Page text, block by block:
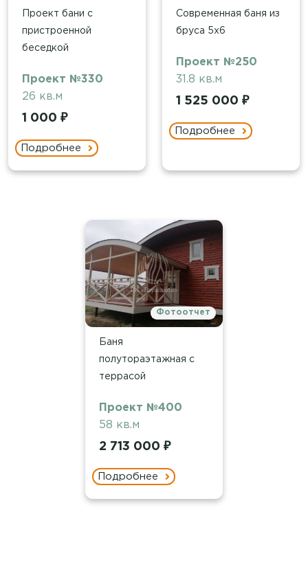
Проект бани с
пристроенной
беседкой
Проект №330
26 кв.м
1 000 ₽
Подробнее
Современная баня из
бруса 5х6
Проект №250
31.8 кв.м
1 525 000 ₽
Подробнее
Фотоотчет
Баня
полутораэтажная с
террасой
Проект №400
58 кв.м
2 713 000 ₽
Подробнее